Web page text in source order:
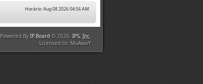
Horário: Aug 08 2026 04:56 AM
Powered By IP.Board © 2026 IPS, Inc.
Licensed to: MuAwaY